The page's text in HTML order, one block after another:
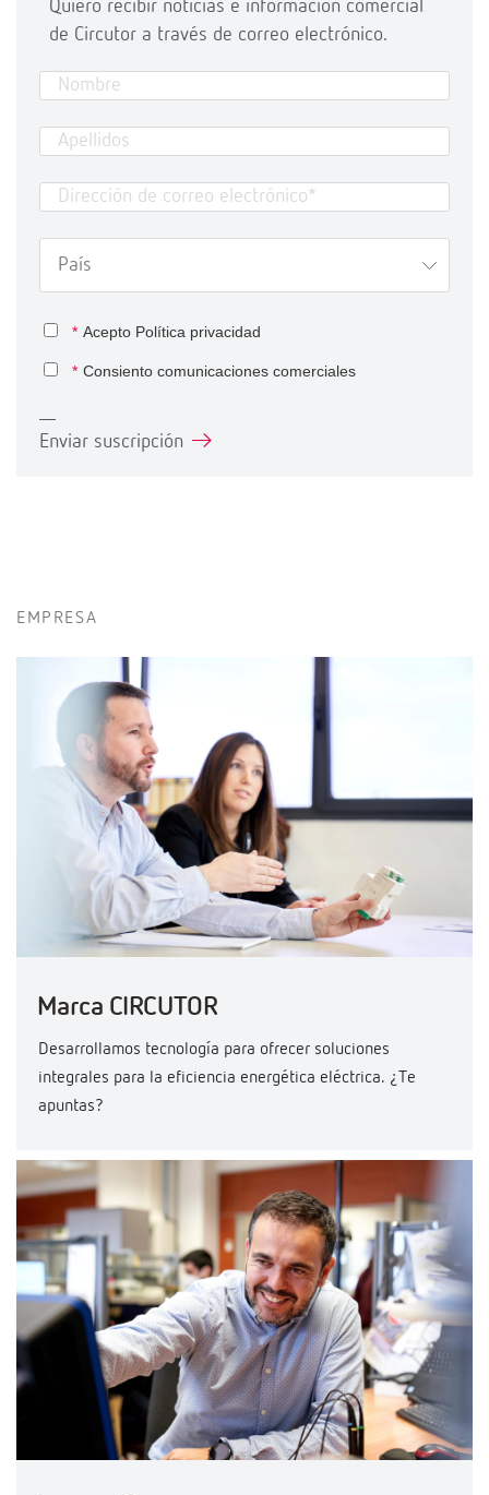
Quiero recibir noticias e información comercial
de Circutor a través de correo electrónico.
* Acepto Política privacidad
* Consiento comunicaciones comerciales
Enviar suscripción
EMPRESA
Marca CIRCUTOR
Desarrollamos tecnología para ofrecer soluciones
integrales para la eficiencia energética eléctrica. ¿Te
apuntas?